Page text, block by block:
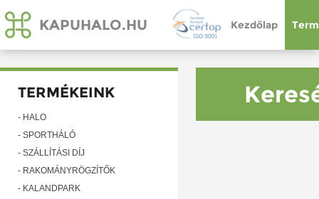
KAPUHALO.HU Kezdőlap
TERMÉKEINK
- HÁLÓ
- SPORTHÁLÓ
- SZÁLLÍTÁSI DÍJ
- RAKOMÁNYRÖGZÍTŐK
- KALANDPARK